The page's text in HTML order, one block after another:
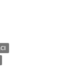
– Tecnologia,